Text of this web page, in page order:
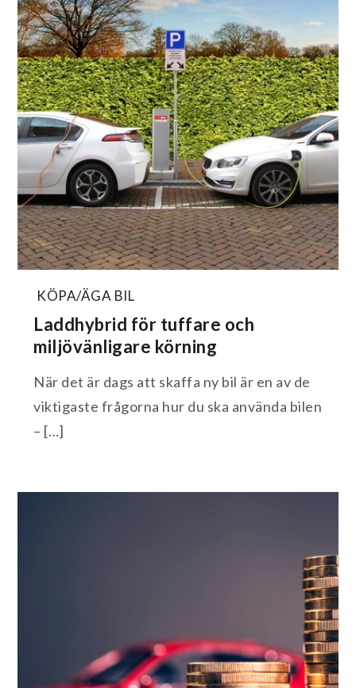
KÖPA/ÄGA BIL
Laddhybrid för tuffare och
miljövänligare körning
När det är dags att skaffa ny bil är en av de
viktigaste frågorna hur du ska använda bilen
– […]